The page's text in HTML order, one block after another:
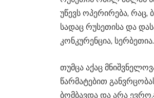
უწევს ოპერირება, რაც,
სადაც რუსეთისა და
კონკურენცია, სერბეთია.
თუმცა აქაც
წარმატებით
ბომბავდა და არა